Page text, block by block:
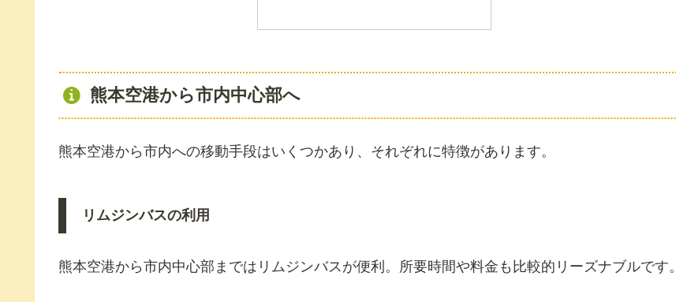
熊本空港から市内中心部へ
熊本空港から市内への移動手段はいくつかあり、それぞれに特徴があります。
リムジンバスの利用
熊本空港から市内中心部まではリムジンバスが便利。所要時間や料金も比較的リーズナブルです。